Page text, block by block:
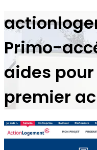
Primo-
aides
premier